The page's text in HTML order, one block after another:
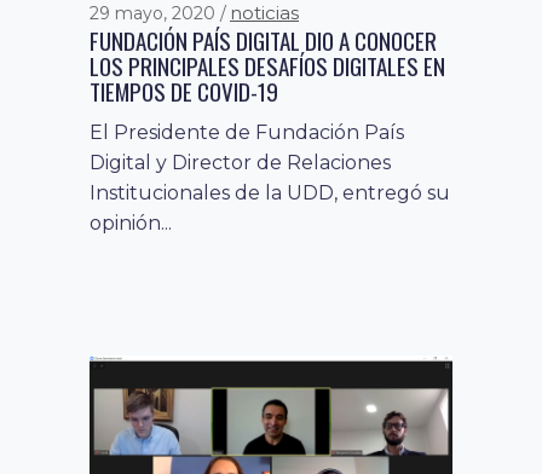
29 mayo, 2020 noticias
FUNDACIÓN PAÍS DIGITAL DIO A CONOCER
LOS PRINCIPALES DESAFÍOS DIGITALES EN
TIEMPOS DE COVID-19
El Presidente de Fundación País
Digital y Director de Relaciones
Institucionales de la UDD, entregó su
opinión...
a la economía digital
PYMES DE ANTOFAGASTA PARTICIPAN EN
TALLER GRATUITO DE ADOPCIÓN
TECNOLÓGICA SOBRE SOLUCIONES
DIGITALES